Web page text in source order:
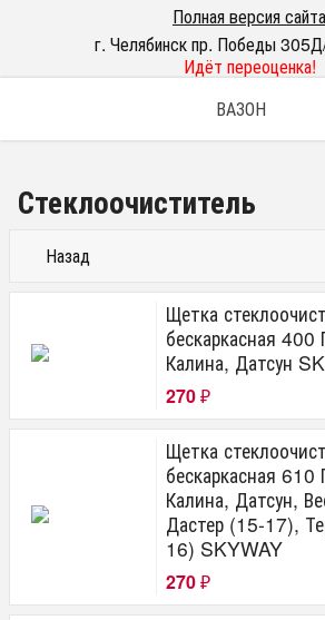
Полная версия сайта
г. Челябинск пр. Победы
Идёт переоценка!
ВАЗОН
Стеклоочиститель
Назад
Щетка
бескаркасная 400
Калина, Датсун
270 ₽
Щетка
бескаркасная 610
Калина, Датсун,
Дастер (15-17),
16) SKYWAY
270 ₽